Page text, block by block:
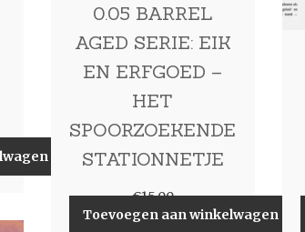
0.05 BARREL
AGED SERIE: EIK
EN ERFGOED –
HET
SPOORZOEKENDE
STATIONNETJE
€15,00
Toevoegen aan winkelwagen